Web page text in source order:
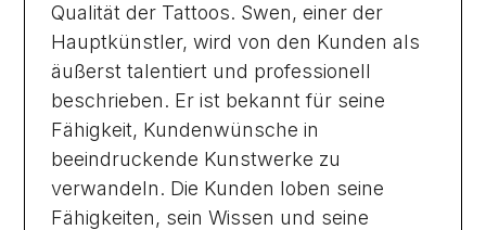
Qualität der Tattoos. Swen, einer der
Hauptkünstler, wird von den Kunden als
äußerst talentiert und professionell
beschrieben. Er ist bekannt für seine
Fähigkeit, Kundenwünsche in
beeindruckende Kunstwerke zu
verwandeln. Die Kunden loben seine
Fähigkeiten, sein Wissen und seine